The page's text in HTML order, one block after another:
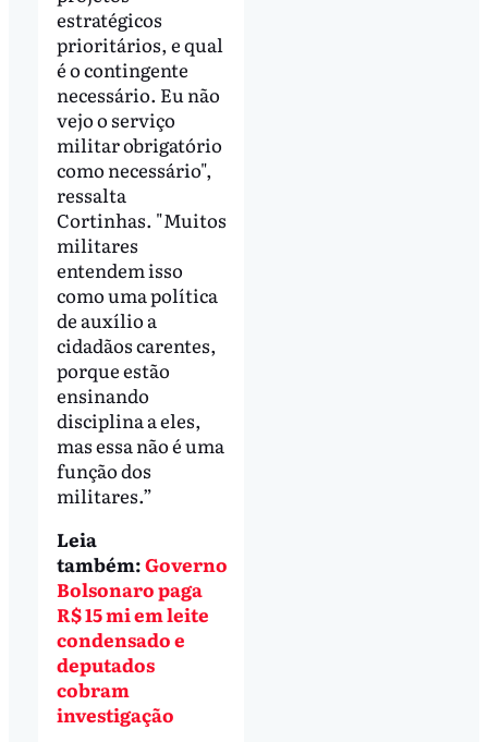
estratégicos
prioritários, e qual
é o contingente
necessário. Eu não
vejo o serviço
militar obrigatório
como necessário",
ressalta
Cortinhas. "Muitos
militares
entendem isso
como uma política
de auxílio a
cidadãos carentes,
porque estão
ensinando
disciplina a eles,
mas essa não é uma
função dos
militares.”
Leia
também:Governo
Bolsonaro paga
R$ 15 mi em leite
condensado e
deputados
cobram
investigação